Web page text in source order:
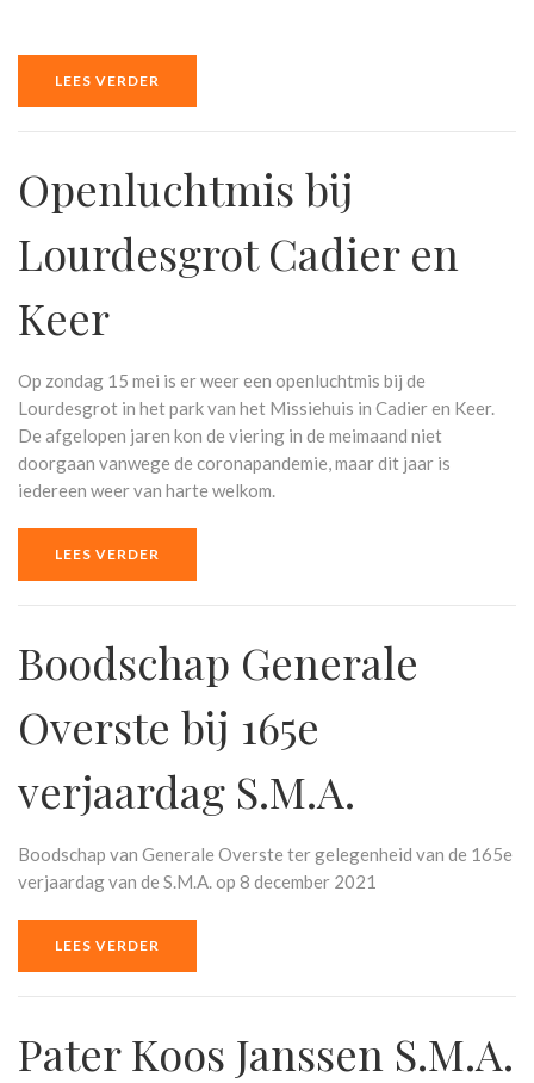
LEES VERDER
Openluchtmis bij
Lourdesgrot Cadier en
Keer
Op zondag 15 mei is er weer een openluchtmis bij de
Lourdesgrot in het park van het Missiehuis in Cadier en Keer.
De afgelopen jaren kon de viering in de meimaand niet
doorgaan vanwege de coronapandemie, maar dit jaar is
iedereen weer van harte welkom.
LEES VERDER
Boodschap Generale
Overste bij 165e
verjaardag S.M.A.
Boodschap van Generale Overste ter gelegenheid van de 165e
verjaardag van de S.M.A. op 8 december 2021
LEES VERDER
Pater Koos Janssen S.M.A.